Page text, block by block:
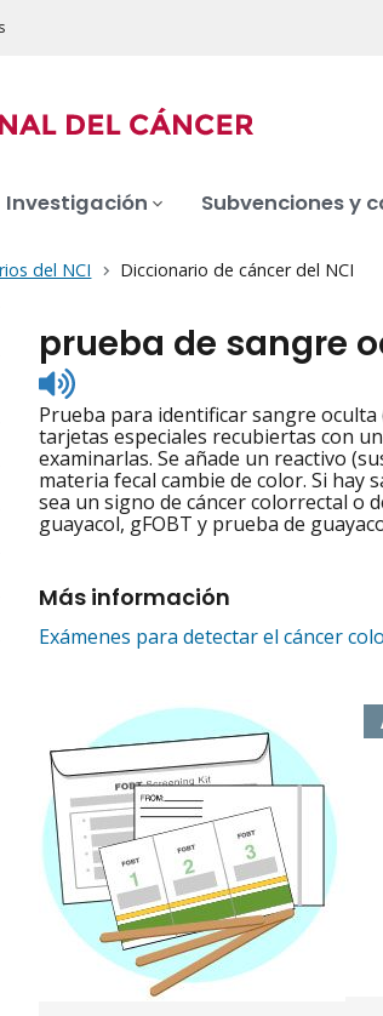
Investigación Subvenciones y
del NCI Diccionario de cáncer del NCI
prueba de sangre
Listen
to
pronunciation
Prueba para identificar sangre oculta
tarjetas especiales recubiertas con
examinarlas. Se añade un reactivo
materia fecal cambie de color. Si hay
sea un signo de cáncer colorrectal o
guayacol, gFOBT y prueba de
Más información
Exámenes para detectar el cáncer